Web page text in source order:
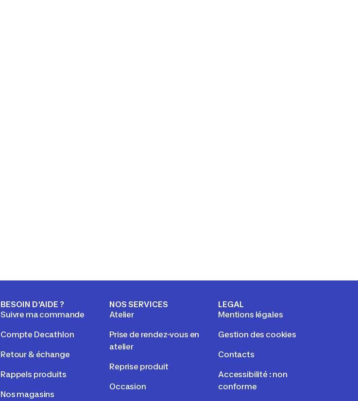
BESOIN D'AIDE ?
Suivre ma commande
Compte Decathlon
Retour & échange
Rappels produits
Nos magasins
NOS SERVICES
Atelier
Prise de rendez-vous en
atelier
Reprise produit
Occasion
LEGAL
Mentions légales
Gestion des cookies
Contacts
Accessibilité : non
conforme